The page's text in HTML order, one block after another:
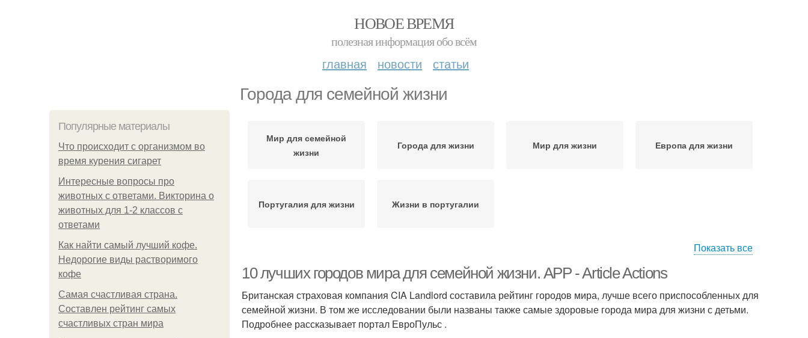
НОВОЕ ВРЕМЯ
полезная информация обо всём
главная новости статьи
Города для семейной жизни
Популярные материалы
Что происходит с организмом во
время курения сигарет
Интересные вопросы про
животных с ответами. Викторина о
животных для 1-2 классов с
ответами
Как найти самый лучший кофе.
Недорогие виды растворимого
кофе
Самая счастливая страна.
Составлен рейтинг самых
счастливых стран мира
Мир для семейной
жизни
Города для жизни Мир для жизни Европа для жизни
Португалия для жизни Жизни в португалии
Показать все
10 лучших городов мира для семейной жизни. APP - Article Actions
Британская страховая компания CIA Landlord составила рейтинг городов мира, лучше всего приспособленных для
семейной жизни. В том же исследовании были названы также самые здоровые города мира для жизни с детьми.
Подробнее рассказывает портал ЕвроПульс .